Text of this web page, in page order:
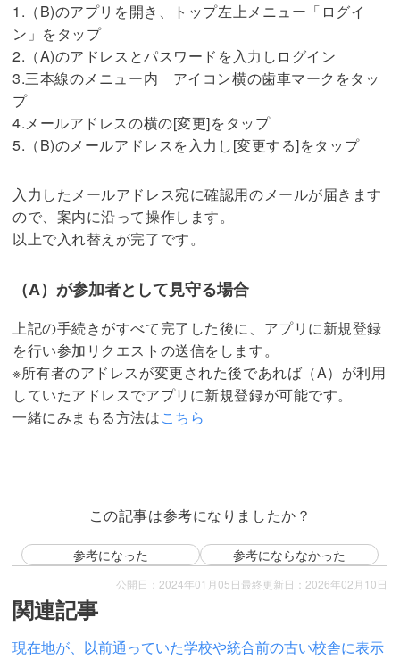
1.（B)のアプリを開き、トップ左上メニュー「ログイ
ン」をタップ
2.（A)のアドレスとパスワードを入力しログイン
3.三本線のメニュー内 アイコン横の歯車マークをタッ
プ
4.メールアドレスの横の[変更]をタップ
5.（B)のメールアドレスを入力し[変更する]をタップ
入力したメールアドレス宛に確認用のメールが届きます
ので、案内に沿って操作します。
以上で入れ替えが完了です。
（A）が参加者として見守る場合
上記の手続きがすべて完了した後に、アプリに新規登録
を行い参加リクエストの送信をします。
※所有者のアドレスが変更された後であれば（A）が利用
していたアドレスでアプリに新規登録が可能です。
一緒にみまもる方法はこちら
この記事は参考になりましたか？
参考になった 参考にならなかった
公開日：2024年01月05日 最終更新日：2026年02月10日
関連記事
現在地が、以前通っていた学校や統合前の古い校舎に表示